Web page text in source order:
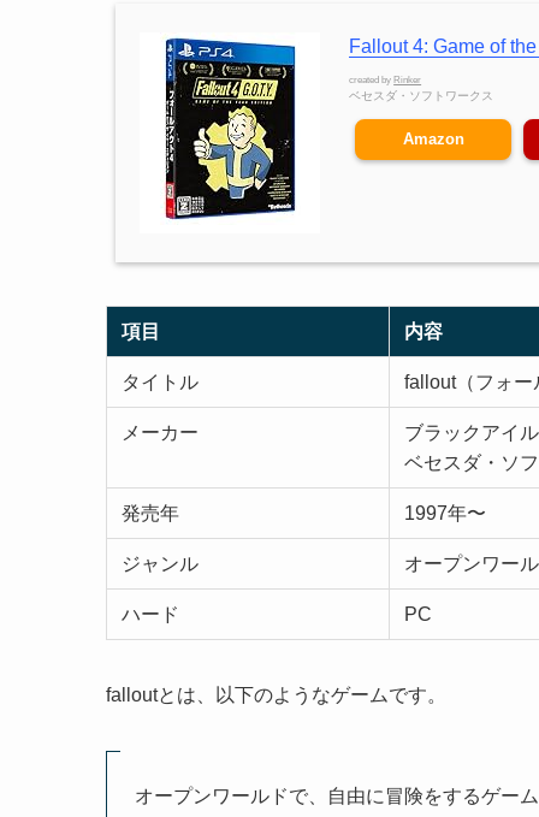
Fallout 4: Game of
created by Rinker
ベセスダ・ソフトワークス
Amazon
項目 内容
タイトル fallout（フォー
メーカー
ブラックアイ
ベセスダ・ソ
発売年 1997年〜
ジャンル オープンワー
ハード PC
falloutとは、以下のようなゲームです。
オープンワールドで、自由に冒険をするゲー